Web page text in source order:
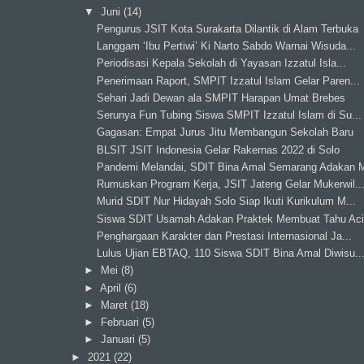
▼ Juni (14)
Pengurus JSIT Kota Surakarta Dilantik di Alam Terbuka
Langgam ‘Ibu Pertiwi’ Ki Narto Sabdo Warnai Wisuda...
Periodisasi Kepala Sekolah di Yayasan Izzatul Isla...
Penerimaan Raport, SMPIT Izzatul Islam Gelar Paren...
Sehari Jadi Dewan ala SMPIT Harapan Umat Brebes
Serunya Fun Tubing Siswa SMPIT Izzatul Islam di Su...
Gagasan: Empat Jurus Jitu Membangun Sekolah Baru
BLSIT JSIT Indonesia Gelar Rakernas 2022 di Solo
Pandemi Melandai, SDIT Bina Amal Semarang Adakan
Rumuskan Program Kerja, JSIT Jateng Gelar Mukerwil...
Murid SDIT Nur Hidayah Solo Siap Ikuti Kurikulum M...
Siswa SDIT Usamah Adakan Praktek Membuat Tahu Aci
Penghargaan Karakter dan Prestasi Internasional Ja...
Lulus Ujian EBTAQ, 110 Siswa SDIT Bina Amal Diwisu...
►
Mei (8)
► April (6)
►
Maret (18)
►
Februari (5)
► Januari (5)
► 2021 (22)